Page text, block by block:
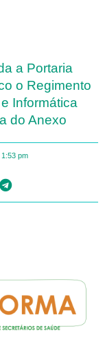
a Portaria
o Regimento
Informática
do Anexo
1:53 pm